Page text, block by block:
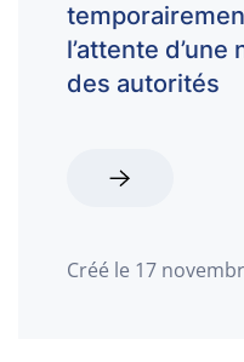
l’attente
des autorités
Créé le 17